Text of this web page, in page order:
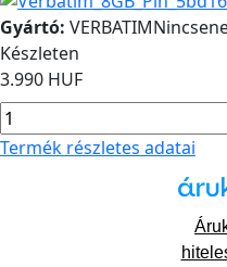
Gyártó: VERBATIM
Készleten
3.990 HUF
Termék részletes adatai